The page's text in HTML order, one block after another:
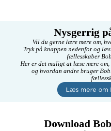
Nysgerrig
Vil du gerne lære mere om,
Tryk på knappen nedenfor og
fællesskaber
Her er det muligt at læse mere
og hvordan andre bruger
Læs mere om
Download